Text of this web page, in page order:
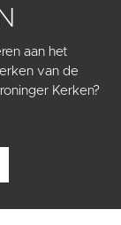
aan het
van de
Kerken?